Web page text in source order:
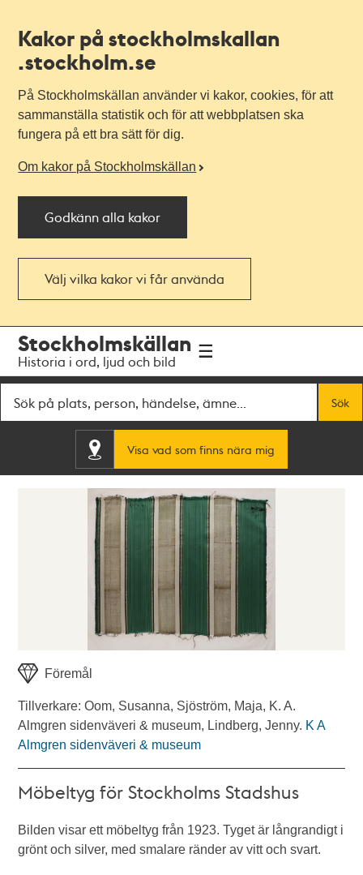
Kakor på stockholmskallan
.stockholm.se
På Stockholmskällan använder vi kakor, cookies, för att
sammanställa statistik och för att webbplatsen ska
fungera på ett bra sätt för dig.
Om kakor på Stockholmskällan
Godkänn alla kakor
Välj vilka kakor vi får använda
navigationen
huvudinnehållet
Stockholmskällan
Historia i ord, ljud och bild
Sök
Visa vad som finns nära mig
Föremål
Tillverkare: Oom, Susanna, Sjöström, Maja, K. A.
Almgren sidenväveri & museum, Lindberg, Jenny. K A
Almgren sidenväveri & museum
Möbeltyg för Stockholms Stadshus
Bilden visar ett möbeltyg från 1923. Tyget är långrandigt i
grönt och silver, med smalare ränder av vitt och svart.